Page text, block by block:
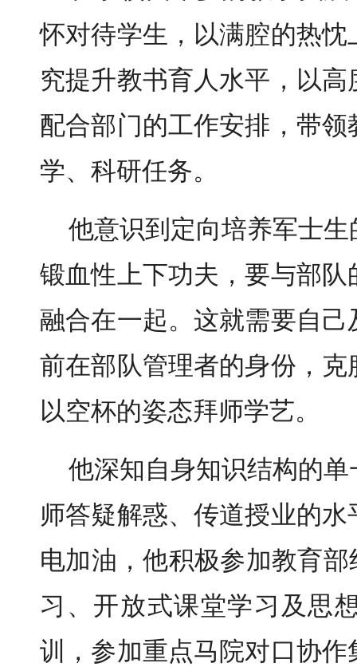
怀对待学生，以满腔的热
究提升教书育人水平，以
配合部门的工作安排，带
学、科研任务。
他意识到定向培养军士
锻血性上下功夫，要与部
融合在一起。这就需要自
前在部队管理者的身份，
以空杯的姿态拜师学艺。
他深知自身知识结构的
师答疑解惑、传道授业的
电加油，他积极参加教育
习、开放式课堂学习及思
训，参加重点马院对口协